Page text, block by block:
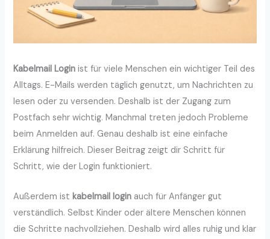
Kabelmail Login ist für viele Menschen ein wichtiger Teil des
Alltags. E-Mails werden täglich genutzt, um Nachrichten zu
lesen oder zu versenden. Deshalb ist der Zugang zum
Postfach sehr wichtig. Manchmal treten jedoch Probleme
beim Anmelden auf. Genau deshalb ist eine einfache
Erklärung hilfreich. Dieser Beitrag zeigt dir Schritt für
Schritt, wie der Login funktioniert.
Außerdem istkabelmail login auch für Anfänger gut
verständlich. Selbst Kinder oder ältere Menschen können
die Schritte nachvollziehen. Deshalb wird alles ruhig und klar